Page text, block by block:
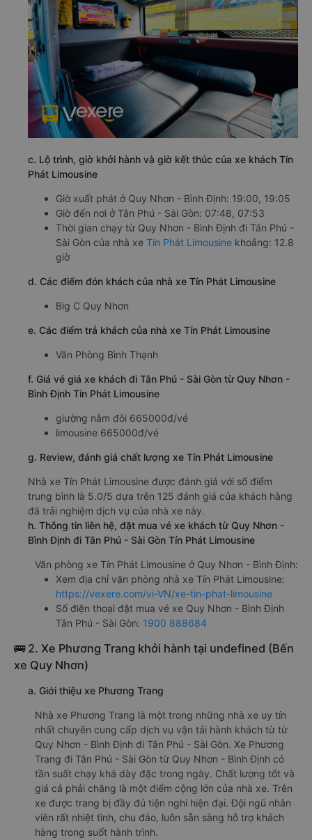
c. Lộ trình, giờ khởi hành và giờ kết thúc của xe khách Tín
Phát Limousine
Giờ xuất phát ở Quy Nhơn - Bình Định: 19:00, 19:05
Giờ đến nơi ở Tân Phú - Sài Gòn: 07:48, 07:53
Thời gian chạy từ Quy Nhơn - Bình Định đi Tân Phú -
Sài Gòn của nhà xe Tín Phát Limousine khoảng: 12.8
giờ
d. Các điểm đón khách của nhà xe Tín Phát Limousine
Big C Quy Nhơn
e. Các điểm trả khách của nhà xe Tín Phát Limousine
Văn Phòng Bình Thạnh
f. Giá vé giá xe khách đi Tân Phú - Sài Gòn từ Quy Nhơn -
Bình Định Tín Phát Limousine
giường nằm đôi 665000đ/vé
limousine 665000đ/vé
g. Review, đánh giá chất lượng xe Tín Phát Limousine
Nhà xe Tín Phát Limousine được đánh giá với số điểm
trung bình là 5.0/5 dựa trên 125 đánh giá của khách hàng
đã trải nghiệm dịch vụ của nhà xe này.
h. Thông tin liên hệ, đặt mua vé xe khách từ Quy Nhơn -
Bình Định đi Tân Phú - Sài Gòn Tín Phát Limousine
Văn phòng xe Tín Phát Limousine ở Quy Nhơn - Bình Định:
Xem địa chỉ văn phòng nhà xe Tín Phát Limousine:
https://vexere.com/vi-VN/xe-tin-phat-limousine
Số điện thoại đặt mua vé xe Quy Nhơn - Bình Định
Tân Phú - Sài Gòn: 1900 888684
🚌 2. Xe Phương Trang khởi hành tại undefined (Bến
xe Quy Nhơn)
a. Giới thiệu xe Phương Trang
Nhà xe Phương Trang là một trong những nhà xe uy tín
nhất chuyên cung cấp dịch vụ vận tải hành khách từ từ
Quy Nhơn - Bình Định đi Tân Phú - Sài Gòn. Xe Phương
Trang đi Tân Phú - Sài Gòn từ Quy Nhơn - Bình Định có
tần suất chạy khá dày đặc trong ngày. Chất lượng tốt và
giá cả phải chăng là một điểm cộng lớn của nhà xe. Trên
xe được trang bị đầy đủ tiện nghi hiện đại. Đội ngũ nhân
viên rất nhiệt tình, chu đáo, luôn sẵn sàng hỗ trợ khách
hàng trong suốt hành trình.